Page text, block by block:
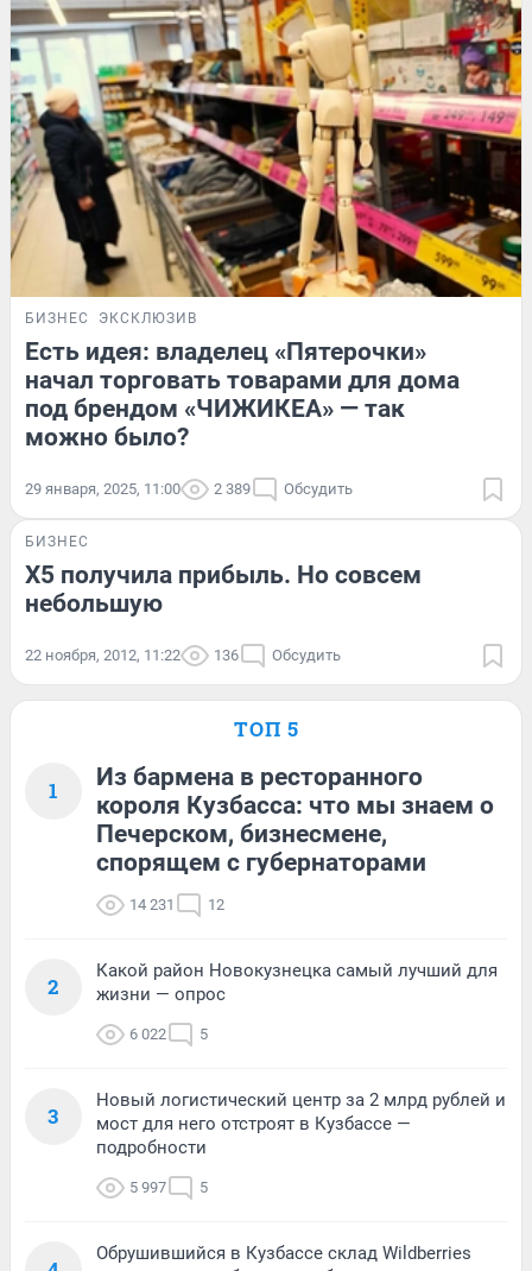
БИЗНЕС ЭКСКЛЮЗИВ
Есть идея: владелец «Пятерочки»
начал торговать товарами для дома
под брендом «ЧИЖИКЕА» — так
можно было?
29 января, 2025, 11:00 2 389 Обсудить
БИЗНЕС
X5 получила прибыль. Но совсем
небольшую
22 ноября, 2012, 11:22 136 Обсудить
ТОП 5
1
Из бармена в ресторанного
короля Кузбасса: что мы знаем о
Печерском, бизнесмене,
спорящем с губернаторами
14 231 12
2
Какой район Новокузнецка самый лучший для
жизни — опрос
6 022 5
3
Новый логистический центр за 2 млрд рублей и
мост для него отстроят в Кузбассе —
подробности
5 997 5
Обрушившийся в Кузбассе склад Wildberries